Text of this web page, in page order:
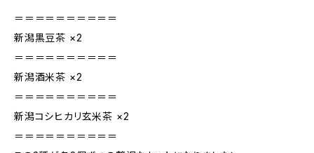
＝＝＝＝＝＝＝＝＝＝
新潟黒豆茶 ×2
＝＝＝＝＝＝＝＝＝＝
新潟酒米茶 ×2
＝＝＝＝＝＝＝＝＝＝
新潟コシヒカリ玄米茶 ×2
＝＝＝＝＝＝＝＝＝＝